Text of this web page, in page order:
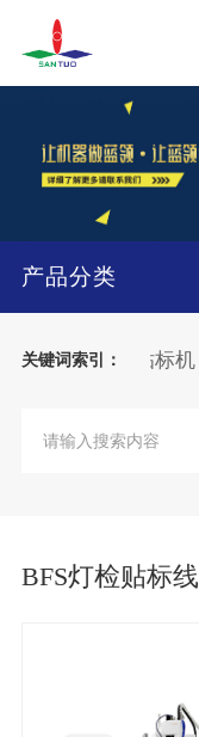
产品分类
关键词索引：
在线打印贴标机
BFS灯检贴标线